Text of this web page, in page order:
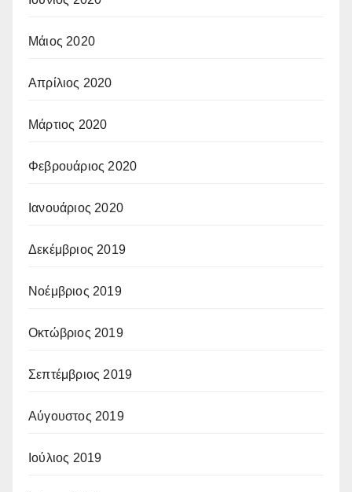
Μάιος 2020
Απρίλιος 2020
Μάρτιος 2020
Φεβρουάριος 2020
Ιανουάριος 2020
Δεκέμβριος 2019
Νοέμβριος 2019
Οκτώβριος 2019
Σεπτέμβριος 2019
Αύγουστος 2019
Ιούλιος 2019